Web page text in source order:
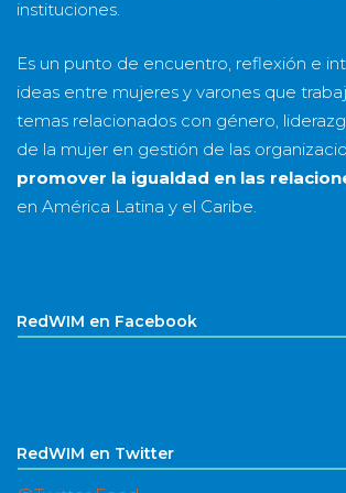
instituciones.
Es un punto de encuentro, reflexión e
ideas entre mujeres y varones que
temas relacionados con género,
de la mujer en gestión de las
promover la igualdad en las
en América Latina y el Caribe.
RedWIM en Facebook
RedWIM en Twitter